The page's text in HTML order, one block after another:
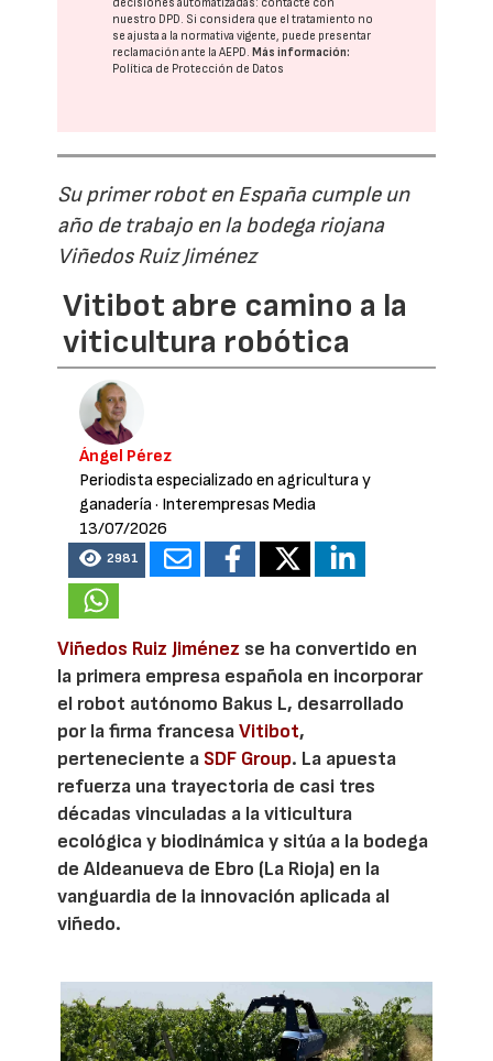
nuestro DPD. Si considera que el tratamiento no
se ajusta a la normativa vigente, puede presentar
reclamación ante laAEPD. Más información:
Política de Protección de Datos
Su primer robot en España cumple un
año de trabajo en la bodega riojana
Viñedos Ruiz Jiménez
Vitibot abre camino a la
viticultura robótica
Ángel Pérez
Periodista especializado en agricultura y
ganadería· Interempresas Media
13/07/2026
2981
Viñedos Ruiz Jiménez se ha convertido en
la primera empresa española en incorporar
el robot autónomo Bakus L, desarrollado
por la firma francesaVitibot,
perteneciente a SDF Group. La apuesta
refuerza una trayectoria de casi tres
décadas vinculadas a la viticultura
ecológica y biodinámica y sitúa a la bodega
de Aldeanueva de Ebro (La Rioja) en la
vanguardia de la innovación aplicada al
viñedo.